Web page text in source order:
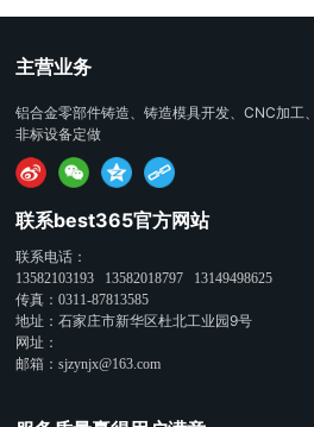
主营业务
铝合金零部件铸造、铸造模具开发、CNC加工
非标设备定做
联系best365官方网站
联系电话：
13582103193 13582018797 13149498625
传真：0311-87813585
地址：石家庄市新华区杜北工业园9号
网址：
邮箱：sjzynjx@163.com